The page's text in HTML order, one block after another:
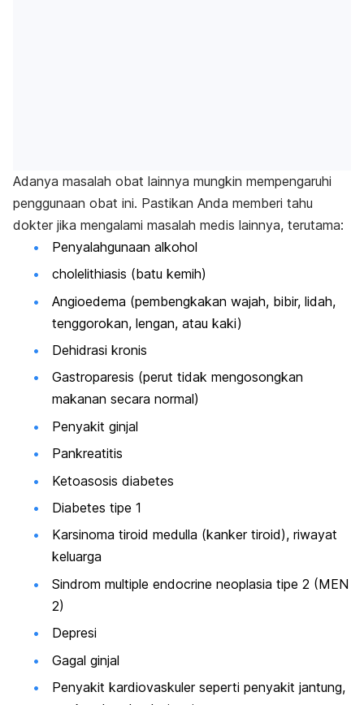
Adanya masalah obat lainnya mungkin mempengaruhi
penggunaan obat ini. Pastikan Anda memberi tahu
dokter jika mengalami masalah medis lainnya, terutama:
Penyalahgunaan alkohol
cholelithiasis (batu kemih)
Angioedema (pembengkakan wajah, bibir, lidah,
tenggorokan, lengan, atau kaki)
Dehidrasi kronis
Gastroparesis (perut tidak mengosongkan
makanan secara normal)
Penyakit ginjal
Pankreatitis
Ketoasosis diabetes
Diabetes tipe 1
Karsinoma tiroid medulla (kanker tiroid), riwayat
keluarga
Sindrom multiple endocrine neoplasia tipe 2 (MEN
2)
Depresi
Gagal ginjal
Penyakit kardiovaskuler seperti penyakit jantung,